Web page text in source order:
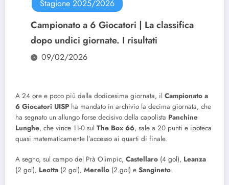
Stagione 2025/2026
Campionato a 6 Giocatori | La classifica
dopo undici giornate. I risultati
09/02/2026
A 24 ore e poco più dalla dodicesima giornata, il Campionato a
6 Giocatori UISP ha mandato in archivio la decima giornata, che
ha segnato un allungo forse decisivo della capolista Panchine
Lunghe, che vince 11-0 sul The Box 66, sale a 20 punti e ipoteca
quasi matematicamente l’accesso ai quarti di finale.
A segno, sul campo del Prà Olimpic, Castellaro (4 gol), Leanza
(2 gol), Leotta (2 gol), Merello (2 gol) e Sangineto.